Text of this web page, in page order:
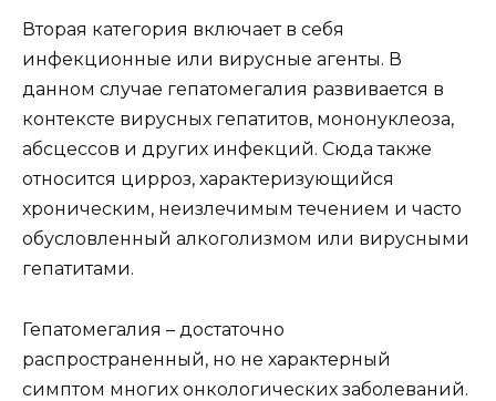
Вторая категория включает в себя
инфекционные или вирусные агенты. В
данном случае гепатомегалия развивается в
контексте вирусных гепатитов, мононуклеоза,
абсцессов и других инфекций. Сюда также
относится цирроз, характеризующийся
хроническим, неизлечимым течением и часто
обусловленный алкоголизмом или вирусными
гепатитами.
Гепатомегалия – достаточно
распространенный, но не характерный
симптом многих онкологических заболеваний.